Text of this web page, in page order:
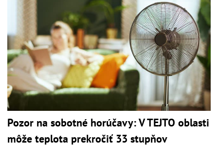
Pozor na sobotné horúčavy: V TEJTO oblasti
môže teplota prekročiť 33 stupňov